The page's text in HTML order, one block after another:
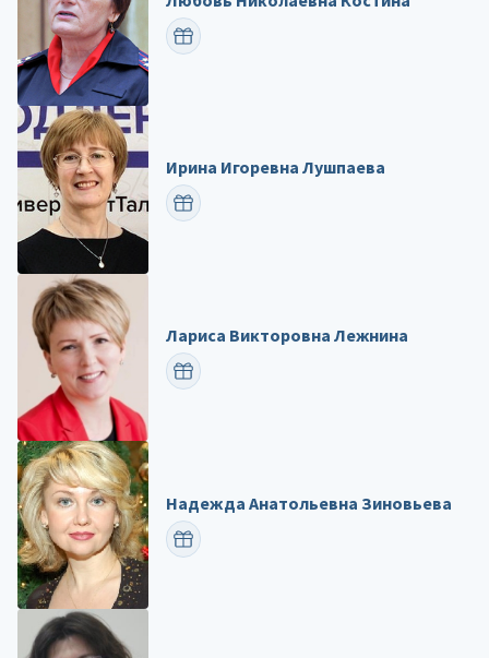
ПОЗДРАВИТЬ
Ирина Игоревна Лушпаева
ПОЗДРАВИТЬ
Лариса Викторовна Лежнина
ПОЗДРАВИТЬ
Надежда Анатольевна Зиновьева
ПОЗДРАВИТЬ